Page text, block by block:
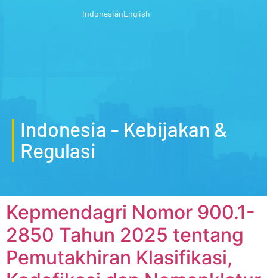
IndonesianEnglish
Indonesia - Kebijakan &
Regulasi
Kepmendagri Nomor 900.1-
2850 Tahun 2025 tentang
Pemutakhiran Klasifikasi,